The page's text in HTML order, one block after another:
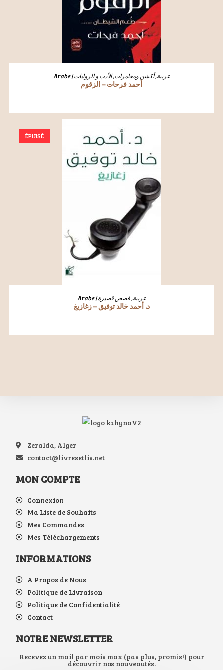
LIRE LA SUITE Arabe | عربية,أكشن ومغامرات,الأدب و الروايات
أحمد فرحات – الزقوم
ÉPUISÉ
LIRE LA SUITE Arabe | عربية,قصص قصيرة
د. أحمد خالد توفيق – زغازيغ
Zeralda, Alger
contact@livresetlis.net
MON COMPTE
Connexion
Ma Liste de Souhaits
Mes Commandes
Mes Téléchargements
INFORMATIONS
A Propos de Nous
Politique de Livraison
Politique de Confidentialité
Contact
NOTRE NEWSLETTER
Recevez un mail par mois max (pas plus, promis!) pour
découvrir nos nouveautés.